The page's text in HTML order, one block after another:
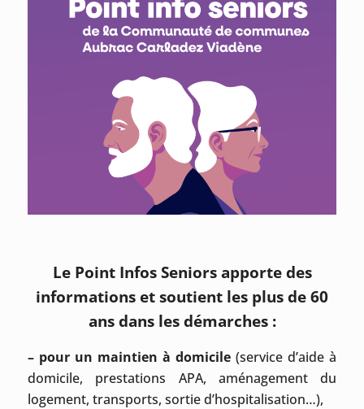
Le Point Infos Seniors apporte des
informations et soutient les plus de 60
ans dans les démarches :
– pour un maintien à domicile (service d’aide à
domicile, prestations APA, aménagement du
logement, transports, sortie d’hospitalisation…),